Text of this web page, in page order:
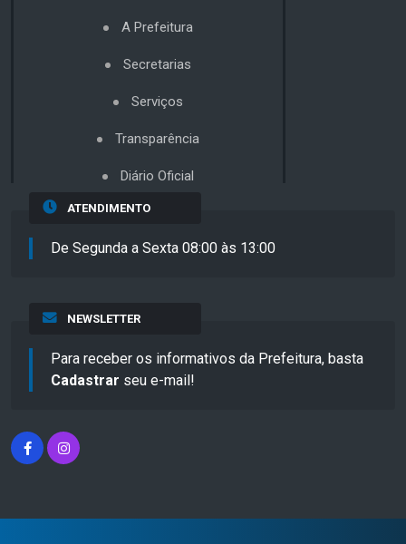
A Prefeitura
Secretarias
Serviços
Transparência
Diário Oficial
ATENDIMENTO
De Segunda a Sexta 08:00 às 13:00
NEWSLETTER
Para receber os informativos da Prefeitura, basta
Cadastrar seu e-mail!